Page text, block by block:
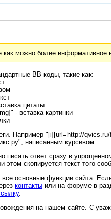
как можно более информативное
BB коды, такие как:
цитаты
- вставка картинки
Например "[i][url=http://
написанным курсивом.
писать ответ сразу в
этом скопируется текст того
основные функции сайта.
контакты или на форуме в
.
на нашем сайте. С